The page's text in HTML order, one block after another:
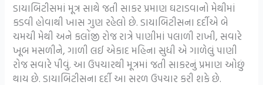
ડાયાબિટીસમાં મૂત્ર સાથે જતી સાકર પ્રમાણ ઘટાડવાનો મેથીમાં
કડવી હોવાથી ખાસ ગુણ રહેલો છે. ડાયાબિટીસના દર્દીએ બે
ચમચી મેથી અને કલોંજી રોજ રાત્રે પાણીમાં પલાળી રાખી, સવારે
ખૂબ મસળીને, ગાળી લઈ એકાદ મહિના સુધી એ ગાળેલું પાણી
રોજ સવારે પીવું. આ ઉપચારથી મૂત્રમાં જતી સાકરનું પ્રમાણ ઓછું
થાય છે. ડાયાબિટીસના દર્દી આ સરળ ઉપચાર કરી શકે છે.